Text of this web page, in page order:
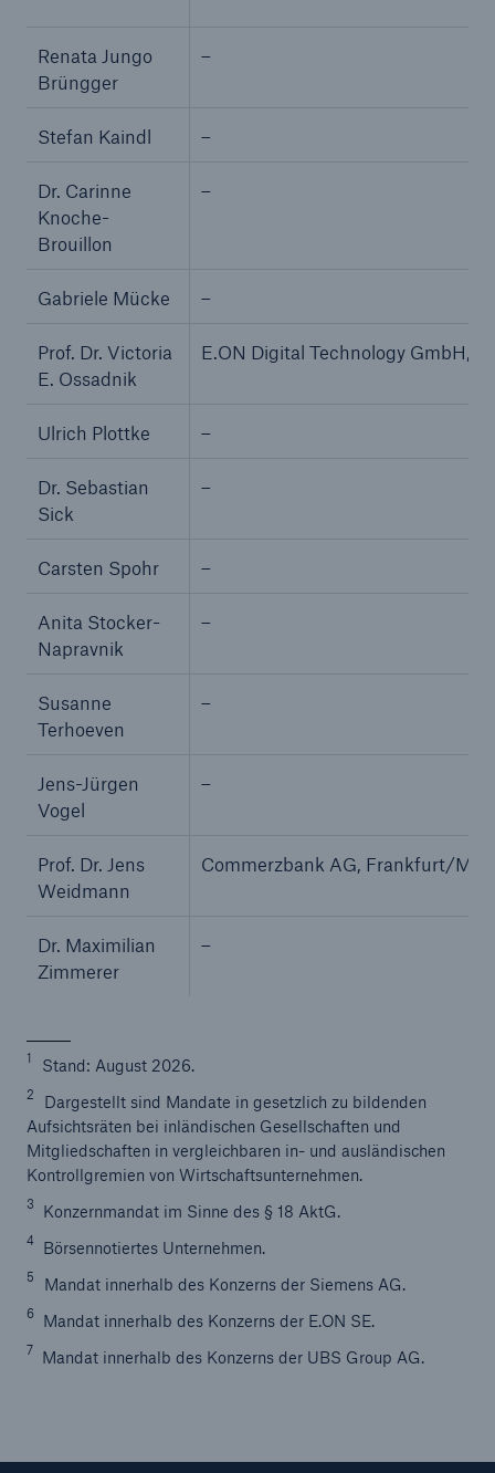
Renata Jungo
Brüngger
–
Stefan Kaindl –
Dr. Carinne
Knoche-
Brouillon
–
Gabriele Mücke –
Prof. Dr. Victoria
E. Ossadnik
E.ON Digital Technology GmbH,
Ulrich Plottke –
Dr. Sebastian
Sick
–
Carsten Spohr –
Anita Stocker-
Napravnik
–
Susanne
Terhoeven
–
Jens-Jürgen
Vogel
–
Prof. Dr. Jens
Weidmann
Commerzbank AG, Frankfurt/
Dr. Maximilian
Zimmerer
–
1 Stand: August 2026.
2
Dargestellt sind Mandate in gesetzlich zu bildenden
Aufsichtsräten bei inländischen Gesellschaften und
Mitgliedschaften in vergleichbaren in- und ausländischen
Kontrollgremien von Wirtschaftsunternehmen.
3 Konzernmandat im Sinne des § 18 AktG.
4 Börsennotiertes Unternehmen.
5 Mandat innerhalb des Konzerns der Siemens AG.
6 Mandat innerhalb des Konzerns der E.ON SE.
7 Mandat innerhalb des Konzerns der UBS Group AG.
Naturkatastrophen
Versicherungslücke: der Anteil der nicht
seit 1980 beträgt
71.8%
Lösungen
Rückversicherungspartner
CLARA reduziert die Wartezeit bis zur
Leistungsentscheidung in der BU-
50 %